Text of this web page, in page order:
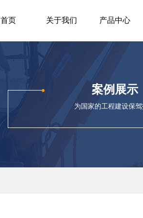
首页 关于我们 产品中心
案例展示
为国家的工程建设保